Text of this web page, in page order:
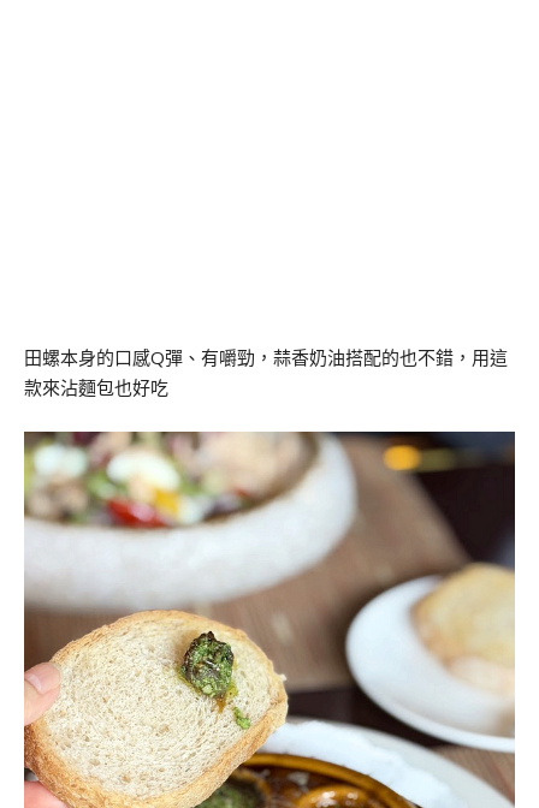
田螺本身的口感Q彈、有嚼勁，蒜香奶油搭配的也不錯，用這
款來沾麵包也好吃